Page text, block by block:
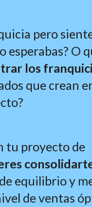
pero
esperabas? O
los
que crean
?
tu proyecto de
equilibrio y
de ventas